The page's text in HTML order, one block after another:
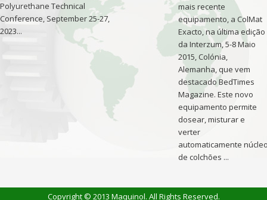
Polyurethane Technical
Conference, September 25-27,
2023...
mais recente
equipamento, a ColMat
Exacto, na última edição
da Interzum, 5-8 Maio
2015, Colónia,
Alemanha, que vem
destacado BedTimes
Magazine. Este novo
equipamento permite
dosear, misturar e
verter
automaticamente
de colchões ...
Copyright © 2013 Maquinol. All Rights Reserved.